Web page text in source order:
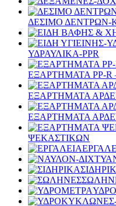
ΔΕΣΙΜΟ ΔΕΝΤΡΩΝ-
ΥΔΡΑΥΛΙΚΑ-PPR
ΕΞΑΡΤΗΜΑΤΑ PP-R
ΕΞΑΡΤΗΜΑΤΑ
ΕΞΑΡΤΗΜΑΤΑ
ΨΕΚΑΣΤΙΚΩΝ